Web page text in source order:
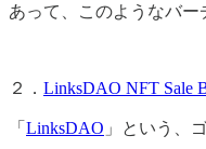
あって、このようなバー
２． LinksDAO NFT Sale
「 LinksDAO 」という、